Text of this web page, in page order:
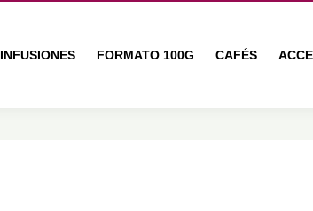
INFUSIONES FORMATO 100G CAFÉS